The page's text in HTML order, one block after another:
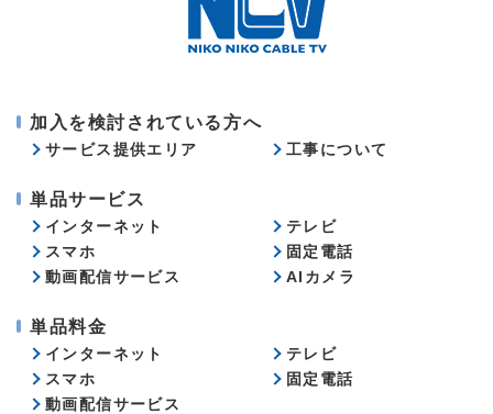
加入を検討されている方へ
サービス提供エリア 工事について
単品サービス
インターネット
テレビ
スマホ
固定電話
動画配信サービス
AIカメラ
単品料金
インターネット
テレビ
スマホ
固定電話
動画配信サービス